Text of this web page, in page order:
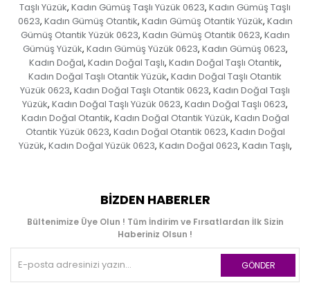
Taşlı Yüzük, Kadın Gümüş Taşlı Yüzük 0623, Kadın Gümüş Taşlı
0623, Kadın Gümüş Otantik, Kadın Gümüş Otantik Yüzük, Kadın
Gümüş Otantik Yüzük 0623, Kadın Gümüş Otantik 0623, Kadın
Gümüş Yüzük, Kadın Gümüş Yüzük 0623, Kadın Gümüş 0623,
Kadın Doğal, Kadın Doğal Taşlı, Kadın Doğal Taşlı Otantik,
Kadın Doğal Taşlı Otantik Yüzük, Kadın Doğal Taşlı Otantik
Yüzük 0623, Kadın Doğal Taşlı Otantik 0623, Kadın Doğal Taşlı
Yüzük, Kadın Doğal Taşlı Yüzük 0623, Kadın Doğal Taşlı 0623,
Kadın Doğal Otantik, Kadın Doğal Otantik Yüzük, Kadın Doğal
Otantik Yüzük 0623, Kadın Doğal Otantik 0623, Kadın Doğal
Yüzük, Kadın Doğal Yüzük 0623, Kadın Doğal 0623, Kadın Taşlı,
BIZDEN HABERLER
Bültenimize Üye Olun ! Tüm İndirim ve Fırsatlardan İlk Sizin
Haberiniz Olsun !
GÖNDER